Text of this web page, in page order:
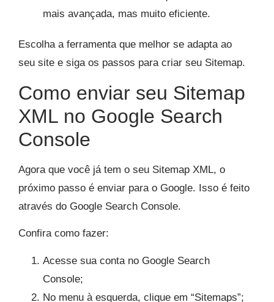
mais avançada, mas muito eficiente.
Escolha a ferramenta que melhor se adapta ao
seu site e siga os passos para criar seu Sitemap.
Como enviar seu Sitemap
XML no Google Search
Console
Agora que você já tem o seu Sitemap XML, o
próximo passo é enviar para o Google. Isso é feito
através do Google Search Console.
Confira como fazer:
Acesse sua conta no Google Search
Console;
No menu à esquerda, clique em “Sitemaps”;